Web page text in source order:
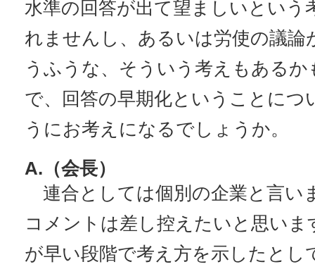
水準の回答が出て望ましいという
れませんし、あるいは労使の議論
うふうな、そういう考えもある
で、回答の早期化ということにつ
うにお考えになるでしょうか。
A.（会長）
連合としては個別の企業と言い
コメントは差し控えたいと思いま
が早い段階で考え方を示したとし